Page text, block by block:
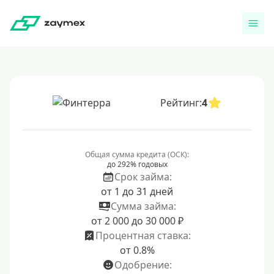
Рейтинг:4
Общая сумма кредита (ОСК):
до 292% годовых
Срок займа:
от 1 до 31 дней
Сумма займа:
от 2 000 до 30 000 ₽
Процентная ставка:
от 0.8%
Одобрение: